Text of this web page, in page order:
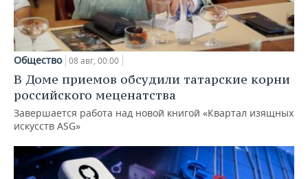
Общество 08 авг, 00:00
В Доме приемов обсудили татарские корни
российского меценатства
Завершается работа над новой книгой «Квартал изящных
искусств ASG»